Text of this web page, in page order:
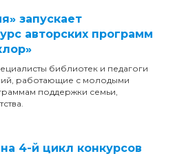
запускает
авторских программ
библиотек и педагоги
работающие с молодыми
поддержки семьи,
4-й цикл конкурсов